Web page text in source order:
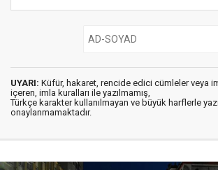
UYARI: Küfür, hakaret, rencide edici cümleler veya
içeren, imla kuralları ile yazılmamış,
Türkçe karakter kullanılmayan ve büyük harflerle
onaylanmamaktadır.